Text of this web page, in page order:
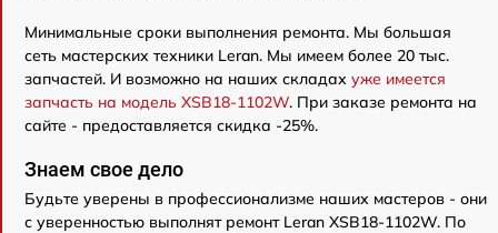
Минимальные сроки выполнения ремонта. Мы большая
сеть мастерских техники Leran. Мы имеем более 20 тыс.
запчастей. И возможно на наших складах уже имеется
запчасть на модель XSB18-1102W. При заказе ремонта на
сайте - предоставляется скидка -25%.
Знаем свое дело
Будьте уверены в профессионализме наших мастеров - они
с уверенностью выполнят ремонт Leran XSB18-1102W. По